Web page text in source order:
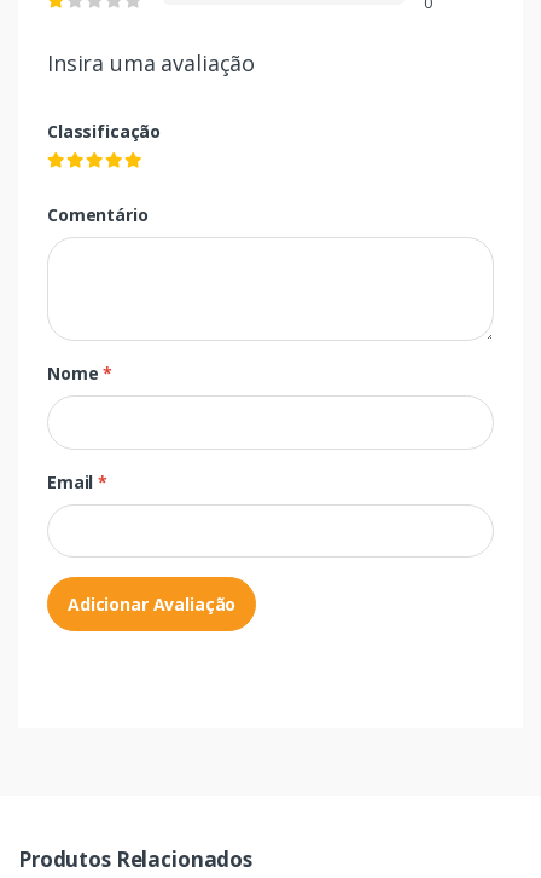
Insira uma avaliação
Classificação
Comentário
Nome*
Email*
Adicionar Avaliação
Produtos Relacionados